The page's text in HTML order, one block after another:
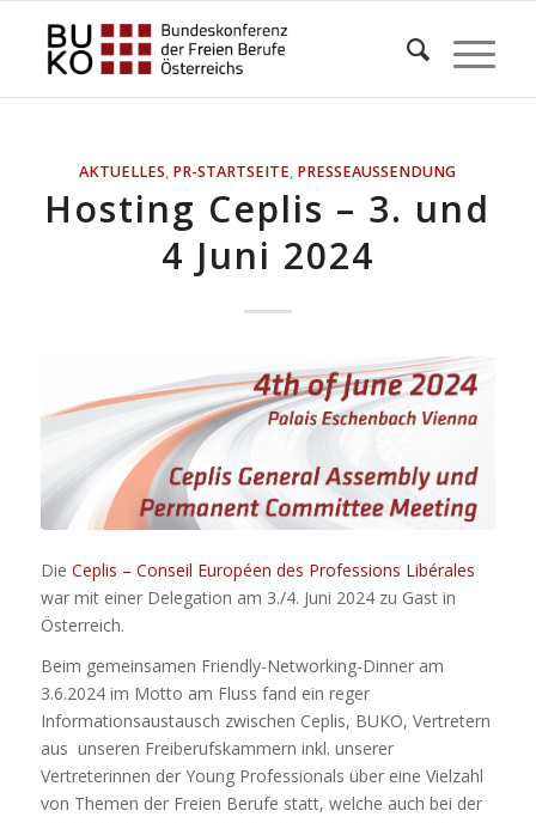
AKTUELLES, PR-STARTSEITE, PRESSEAUSSENDUNG
Hosting Ceplis – 3. und
4 Juni 2024
Die Ceplis – Conseil Européen des Professions Libérales
war mit einer Delegation am 3./4. Juni 2024 zu Gast in
Österreich.
Beim gemeinsamen Friendly-Networking-Dinner am
3.6.2024 im Motto am Fluss fand ein reger
Informationsaustausch zwischen Ceplis, BUKO, Vertretern
aus unseren Freiberufskammern inkl. unserer
Vertreterinnen der Young Professionals über eine Vielzahl
von Themen der Freien Berufe statt, welche auch bei der